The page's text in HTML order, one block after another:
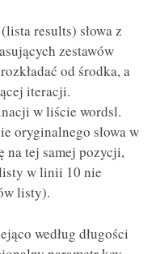
results) słowa z
zestawów
od środka, a
iteracji.
w liście wordsl.
oryginalnego słowa w
na tej samej pozycji,
w linii 10 nie
listy).
według długości